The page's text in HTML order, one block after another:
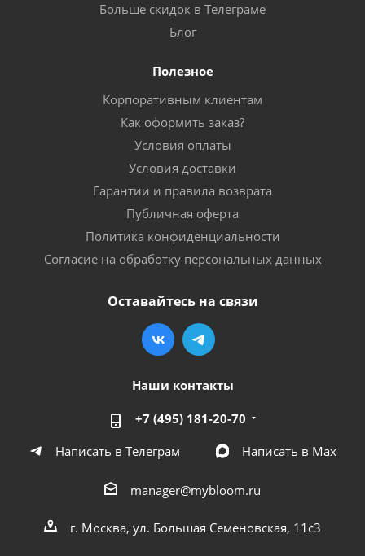
Больше скидок в Телеграме
Блог
Полезное
Корпоративным клиентам
Как оформить заказ?
Условия оплаты
Условия доставки
Гарантии и правила возврата
Публичная оферта
Политика конфиденциальности
Согласие на обработку персональных данных
Оставайтесь на связи
Наши контакты
+7 (495) 181-20-70
Написать в Телеграм
Написать в Мах
manager@mybloom.ru
г. Москва, ул. Большая Семеновская, 11с3